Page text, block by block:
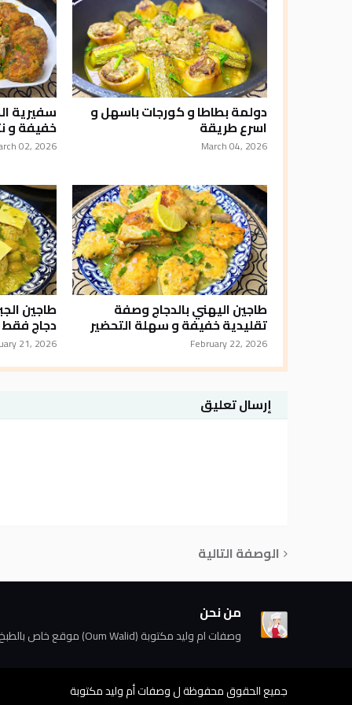
دولمة بطاطا و كورجات باسهل و
اسرع طريقة
March 04, 2026
سفيرية
خفيفة و
02, 2026
طاجين اليهني بالدجاج وصفة
تقليدية خفيفة و سهلة التحضير
February 22, 2026
طاجين
دجاج فقط
21, 2026
إرسال تعليق
الوصفة التالية
من نحن
وصفات ام وليد مكتوبة (Oum Walid) موقع خاص بالطبخ السهل بمقادير مضبوطة خاصة لكل مبتدئة و لكل امراة.
جميع الحقوق محفوظة لوصفات أم وليد مكتوبة